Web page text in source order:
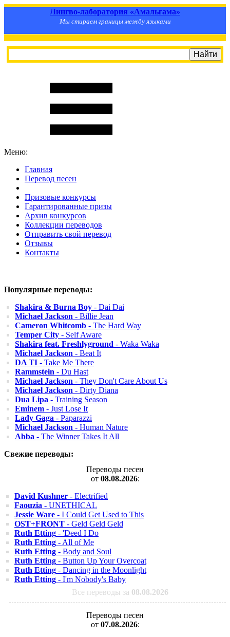
Лингво-лаборатория «Амальгама»
Мы стираем границы между языками
Меню:
Главная
Перевод песен
Призовые конкурсы
Гарантированные призы
Архив конкурсов
Коллекции переводов
Отправить свой перевод
Отзывы
Контакты
Популярные переводы:
Shakira & Burna Boy - Dai Dai
Michael Jackson - Billie Jean
Cameron Whitcomb - The Hard Way
Temper City - Self Aware
Shakira feat. Freshlyground - Waka Waka
Michael Jackson - Beat It
DA TI - Take Me There
Rammstein - Du Hast
Michael Jackson - They Don't Care About Us
Michael Jackson - Dirty Diana
Dua Lipa - Training Season
Eminem - Just Lose It
Lady Gaga - Paparazzi
Michael Jackson - Human Nature
Abba - The Winner Takes It All
Свежие переводы:
Переводы песен
от 08.08.2026:
David Kushner - Electrified
Faouzia - UNETHICAL
Jessie Ware - I Could Get Used to This
OST+FRONT - Geld Geld Geld
Ruth Etting - 'Deed I Do
Ruth Etting - All of Me
Ruth Etting - Body and Soul
Ruth Etting - Button Up Your Overcoat
Ruth Etting - Dancing in the Moonlight
Ruth Etting - I'm Nobody's Baby
Все переводы за 08.08.2026
Переводы песен
от 07.08.2026: